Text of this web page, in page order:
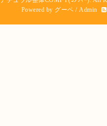
Powered by グーペ / Admin